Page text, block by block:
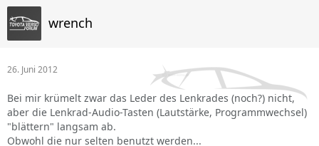
wrench
26. Juni 2012
Bei mir krümelt zwar das Leder des Lenkrades (noch?) nicht,
aber die Lenkrad-Audio-Tasten (Lautstärke, Programmwechsel)
"blättern" langsam ab.
Obwohl die nur selten benutzt werden...